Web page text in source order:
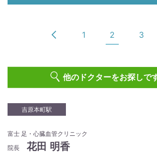
1 2 3
他のドクターをお探しで
吉原本町駅
富士 足・心臓血管クリニック
院長
花田 明香